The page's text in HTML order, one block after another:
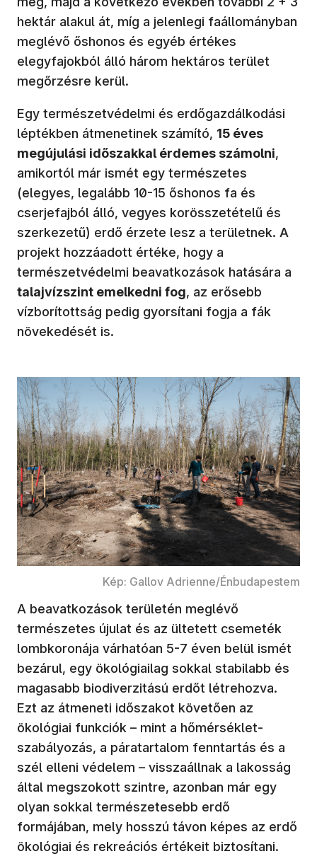
hektár alakul át, míg a jelenlegi faállományban
meglévő őshonos és egyéb értékes
elegyfajokból álló három hektáros terület
megőrzésre kerül.
Egy természetvédelmi és erdőgazdálkodási
léptékben átmenetinek számító, 15 éves
megújulási időszakkal érdemes számolni,
amikortól már ismét egy természetes
(elegyes, legalább 10-15 őshonos fa és
cserjefajból álló, vegyes korösszetételű és
szerkezetű) erdő érzete lesz a területnek. A
projekt hozzáadott értéke, hogy a
természetvédelmi beavatkozások hatására a
talajvízszint emelkedni fog, az erősebb
vízborítottság pedig gyorsítani fogja a fák
növekedését is.
Kép: Gallov Adrienne/Énbudapestem
A beavatkozások területén meglévő
természetes újulat és az ültetett csemeték
lombkoronája várhatóan 5-7 éven belül ismét
bezárul, egy ökológiailag sokkal stabilabb és
magasabb biodiverzitású erdőt létrehozva.
Ezt az átmeneti időszakot követően az
ökológiai funkciók – mint a hőmérséklet-
szabályozás, a páratartalom fenntartás és a
szél elleni védelem – visszaállnak a lakosság
által megszokott szintre, azonban már egy
olyan sokkal természetesebb erdő
formájában, mely hosszú távon képes az erdő
ökológiai és rekreációs értékeit biztosítani.